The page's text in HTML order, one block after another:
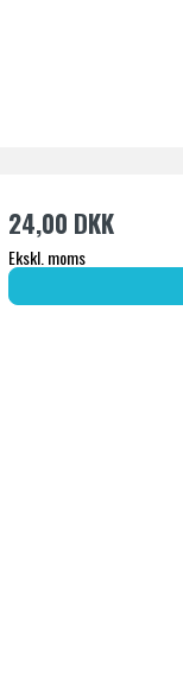
24,00 DKK
Ekskl. moms